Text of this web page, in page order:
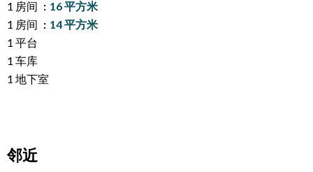
1 房间
16 平方米
1 房间
14 平方米
1 平台
1 车库
1 地下室
邻近